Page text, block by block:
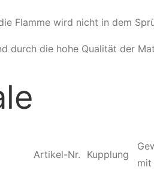
Flamme wird nicht in dem
durch die hohe Qualität der
Artikel-Nr. Kupplung
mit